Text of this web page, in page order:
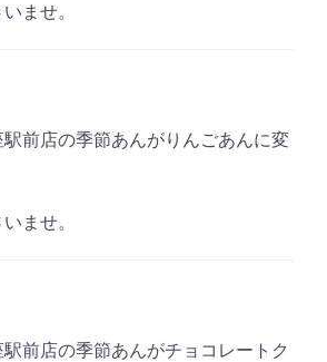
ませ。
前店の季節あんがりんごあんに変
ませ。
前店の季節あんがチョコレートク